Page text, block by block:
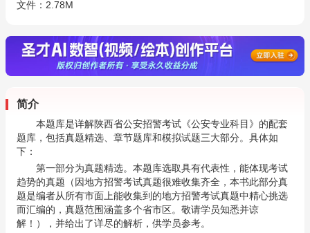
文件：2.78M
简介
本题库是详解陕西省公安招警考试《公安专业科目》的配套
题库，包括真题精选、章节题库和模拟试题三大部分。具体如
下：
第一部分为真题精选。本题库选取具有代表性，能体现考试
趋势的真题（因地方招警考试真题很难收集齐全，本书此部分真
题是编者从所有市面上能收集到的地方招警考试真题中精心挑选
而汇编的，真题范围涵盖多个省市区。敬请学员知悉并谅
解！），并给出了详尽的解析，供学员参考。